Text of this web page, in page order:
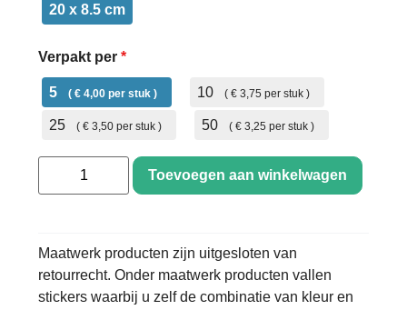
20 x 8.5 cm
Verpakt per *
5 € 4,00 10 € 3,75
25 € 3,50 50 € 3,25
Toevoegen aan winkelwagen
Maatwerk producten zijn uitgesloten van
retourrecht. Onder maatwerk producten vallen
stickers waarbij u zelf de combinatie van kleur en